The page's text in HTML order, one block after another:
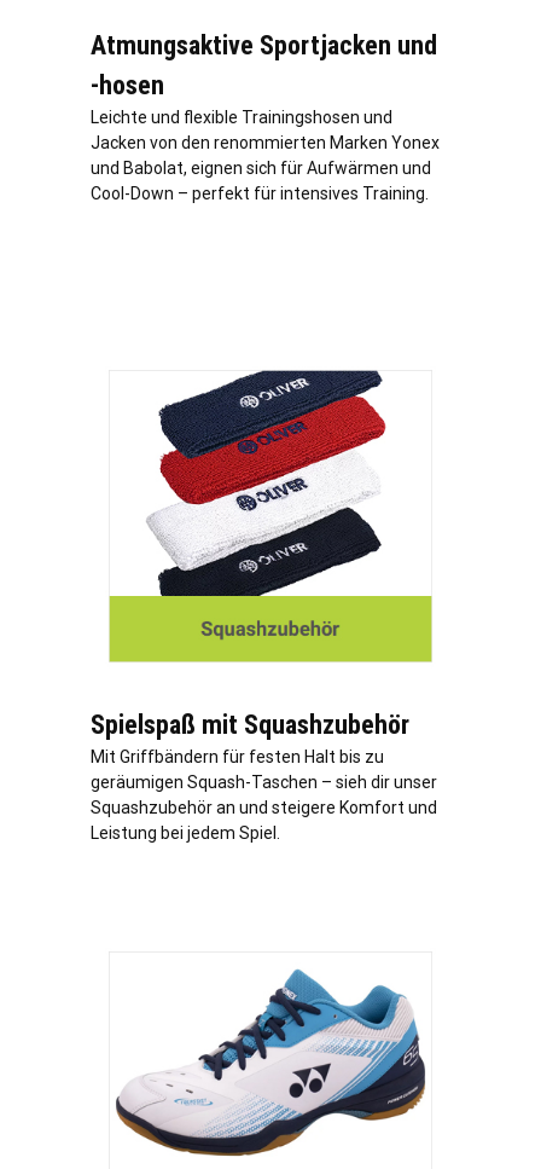
Atmungsaktive Sportjacken und
-hosen
Leichte und flexible Trainingshosen und
Jacken von den renommierten Marken Yonex
und Babolat, eignen sich für Aufwärmen und
Cool-Down – perfekt für intensives Training.
Spielspaß mit Squashzubehör
Mit Griffbändern für festen Halt bis zu
geräumigen Squash-Taschen – sieh dir unser
Squashzubehör an und steigere Komfort und
Leistung bei jedem Spiel.